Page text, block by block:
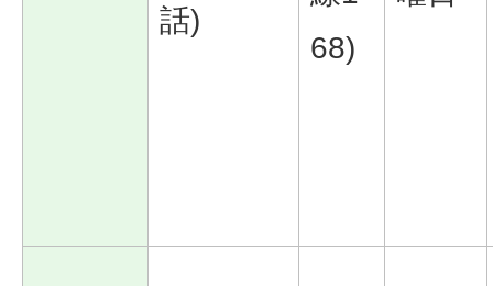
話)
68)